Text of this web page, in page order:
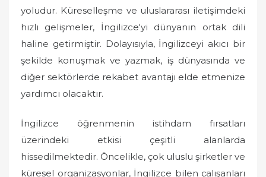
yoludur. Küreselleşme ve uluslararası iletişimdeki
hızlı gelişmeler, İngilizce'yi dünyanın ortak dili
haline getirmiştir. Dolayısıyla, İngilizceyi akıcı bir
şekilde konuşmak ve yazmak, iş dünyasında ve
diğer sektörlerde rekabet avantajı elde etmenize
yardımcı olacaktır.
İngilizce öğrenmenin istihdam fırsatları
üzerindeki etkisi çeşitli alanlarda
hissedilmektedir. Öncelikle, çok uluslu şirketler ve
küresel organizasyonlar, İngilizce bilen çalışanları